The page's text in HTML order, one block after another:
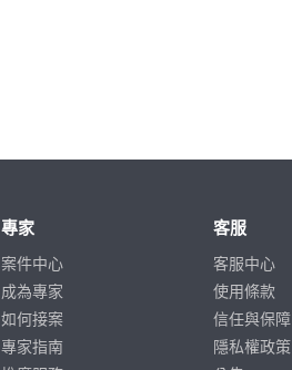
專家
案件中心
成為專家
如何接案
專家指南
客服
客服中心
使用條款
信任與保障
隱私權政策